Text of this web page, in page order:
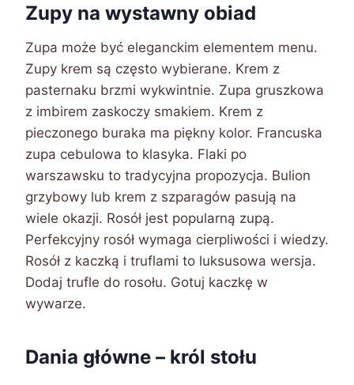
Zupy na wystawny obiad
Zupa może być eleganckim elementem menu.
Zupy krem są często wybierane. Krem z
pasternaku brzmi wykwintnie. Zupa gruszkowa
z imbirem zaskoczy smakiem. Krem z
pieczonego buraka ma piękny kolor. Francuska
zupa cebulowa to klasyka. Flaki po
warszawsku to tradycyjna propozycja. Bulion
grzybowy lub krem z szparagów pasują na
wiele okazji. Rosół jest popularną zupą.
Perfekcyjny rosół wymaga cierpliwości i wiedzy.
Rosół z kaczką i truflami to luksusowa wersja.
Dodaj trufle do rosołu. Gotuj kaczkę w
wywarze.
Dania główne – król stołu